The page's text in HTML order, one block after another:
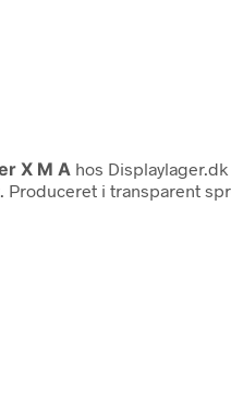
X M A hos
i transparent